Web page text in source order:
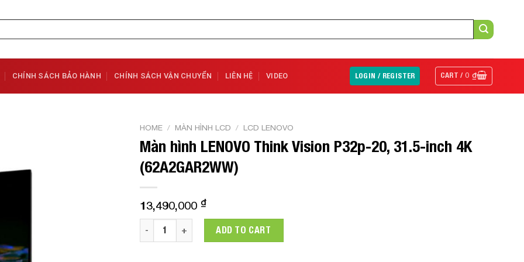
CHÍNH SÁCH BẢO HÀNH CHÍNH SÁCH VẬN CHUYỂN LIÊN HỆ VIDEO LOGIN / REGISTER CART /0₫
Wishlist
HOME / MÀN HÌNH LCD / LCD LENOVO
Màn hình LENOVO Think Vision P32p-20, 31.5-inch 4K
(62A2GAR2WW)
13,490,000 ₫
Màn hình LENOVO Think Vision P32p-20, 31.5-inch 4K (62A2GAR2WW) quantity
ADD TO CART